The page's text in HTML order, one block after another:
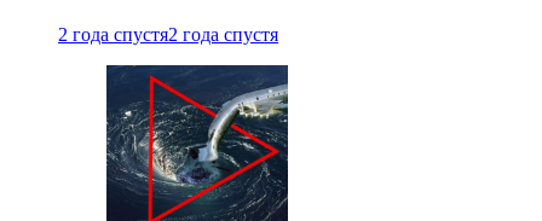
2 года спустя2 года спустя